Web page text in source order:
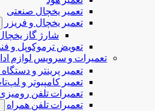
تعمیر یخچال صنعتی
تعمیر یخچال و فریزر
شارژ گاز
تعویض ترموکوپل و
تعمیرات و سرویس لوازم
تعمیر پرینتر و
تعمیر کامپیوتر و
تعمیرات تلفن
تعمیرات تلفن همراه